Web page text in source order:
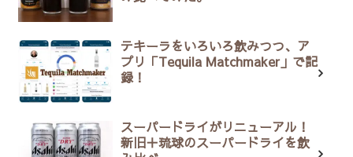
テキーラをいろいろ飲みつつ、ア
プリ「Tequila Matchmaker」で記
録！
スーパードライがリニューアル！
新旧＋琉球のスーパードライを飲